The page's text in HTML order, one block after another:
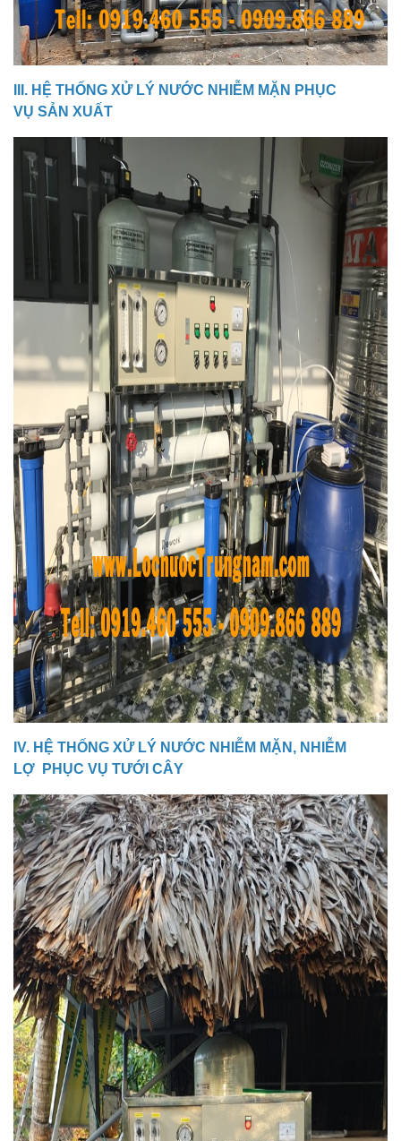
III. HỆ THỐNG XỬ LÝ NƯỚC NHIỄM MẶN PHỤC
VỤ SẢN XUẤT
IV. HỆ THỐNG XỬ LÝ NƯỚC NHIỄM MẶN, NHIỄM
LỢ PHỤC VỤ TƯỚI CÂY